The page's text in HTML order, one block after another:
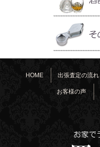
HOME 出張査定の流れ
お客様の声